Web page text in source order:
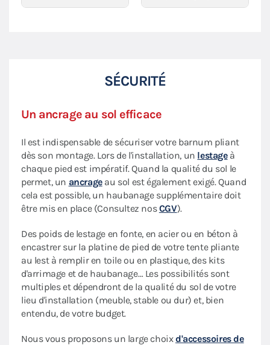
SÉCURITÉ
Un ancrage au sol efficace
Il est indispensable de sécuriser votre barnum pliant
dès son montage. Lors de l'installation, un lestageà
chaque pied est impératif. Quand la qualité du sol le
permet, un ancrageau sol est également exigé. Quand
cela est possible, un haubanage supplémentaire doit
être mis en place (Consultez nosCGV).
Des poids de lestage en fonte, en acier ou en béton à
encastrer sur la platine de pied de votre tente pliante
au lest à remplir en toile ou en plastique, des kits
d'arrimage et de haubanage… Les possibilités sont
multiples et dépendront de la qualité du sol de votre
lieu d'installation (meuble, stable ou dur) et, bien
entendu, de votre budget.
Nous vous proposons un large choixd'accessoires de